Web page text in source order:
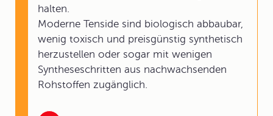
halten.
Moderne Tenside sind biologisch abbaubar,
wenig toxisch und preisgünstig synthetisch
herzustellen oder sogar mit wenigen
Syntheseschritten aus nachwachsenden
Rohstoffen zugänglich.